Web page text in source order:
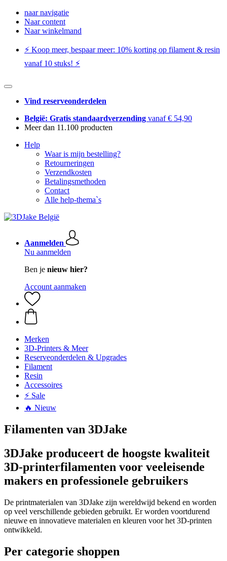
naar navigatie
Naar content
Naar winkelmand
⚡️ Koop meer, bespaar meer: ​​10% korting op filament & resin
vanaf 10 stuks! ⚡️
Vind reserveonderdelen
België: Gratis standaardverzending vanaf € 54,90
Meer dan 11.100 producten
Help
Waar is mijn bestelling?
Retourneringen
Verzendkosten
Betalingsmethoden
Contact
Alle help-thema`s
Aanmelden
Nu aanmelden
Ben je nieuw hier?
Account aanmaken
Merken
3D-Printers & Meer
Reserveonderdelen & Upgrades
Filament
Resin
Accessoires
⚡ Sale
🔥 Nieuw
Filamenten van 3DJake
3DJake produceert de hoogste kwaliteit
3D-printerfilamenten voor veeleisende
makers en professionele gebruikers
De printmaterialen van 3DJake zijn wereldwijd bekend en worden
op veel verschillende gebieden gebruikt. Er worden voortdurend
nieuwe en innovatieve materialen en kleuren voor het 3D-printen
ontwikkeld.
Per categorie shoppen